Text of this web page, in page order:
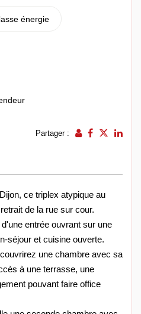
énergie
Partager :
ce triplex atypique au
de la rue sur cour.
entrée ouvrant sur une
séjour et cuisine ouverte.
une chambre avec sa
à une terrasse, une
pouvant faire office